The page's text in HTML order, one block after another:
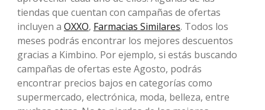
tiendas que cuentan con campañas de ofertas
incluyen a OXXO, Farmacias Similares. Todos los
meses podrás encontrar los mejores descuentos
gracias a Kimbino. Por ejemplo, si estás buscando
campañas de ofertas este Agosto, podrás
encontrar precios bajos en categorías como
supermercado, electrónica, moda, belleza, entre